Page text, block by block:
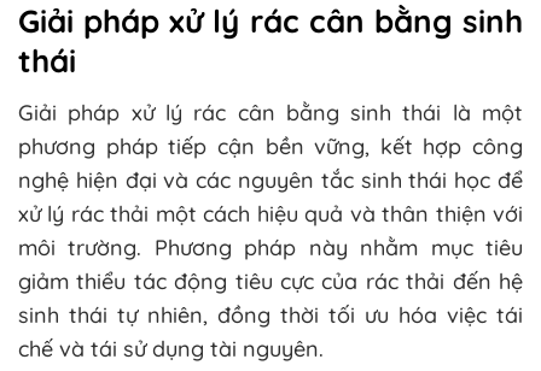
Giải pháp xử lý rác cân bằng sinh
thái
Giải pháp xử lý rác cân bằng sinh thái là một
phương pháp tiếp cận bền vững, kết hợp công
nghệ hiện đại và các nguyên tắc sinh thái học để
xử lý rác thải một cách hiệu quả và thân thiện với
môi trường. Phương pháp này nhằm mục tiêu
giảm thiểu tác động tiêu cực của rác thải đến hệ
sinh thái tự nhiên, đồng thời tối ưu hóa việc tái
chế và tái sử dụng tài nguyên.